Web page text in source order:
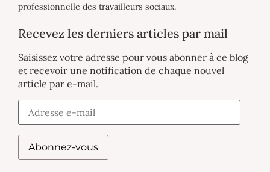
professionnelle des travailleurs sociaux.
Recevez les derniers articles par mail
Saisissez votre adresse pour vous abonner à ce blog
et recevoir une notification de chaque nouvel
article par e-mail.
Abonnez-vous